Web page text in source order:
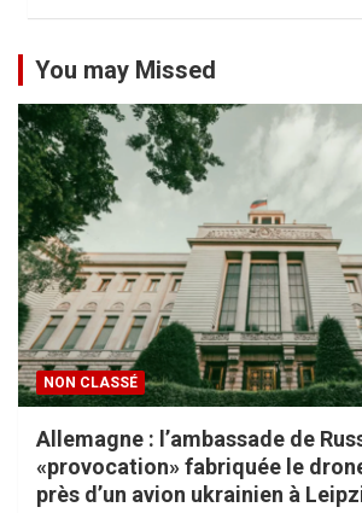
You may Missed
NON CLASSÉ
Allemagne : l’ambassade de
«provocation» fabriquée le
près d’un avion ukrainien à